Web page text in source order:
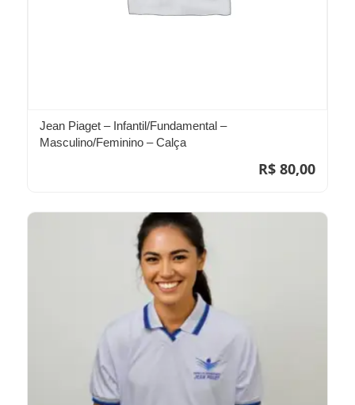
Jean Piaget – Infantil/Fundamental –
Masculino/Feminino – Calça
R$ 80,00